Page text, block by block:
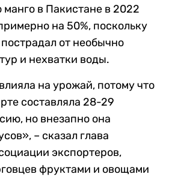
манго в Пакистане в 2022
на 50%, поскольку
от необычно
и нехватки воды.
на урожай, потому что
составляла 28-29
но внезапно она
– сказал глава
экспортеров,
фруктами и овощами